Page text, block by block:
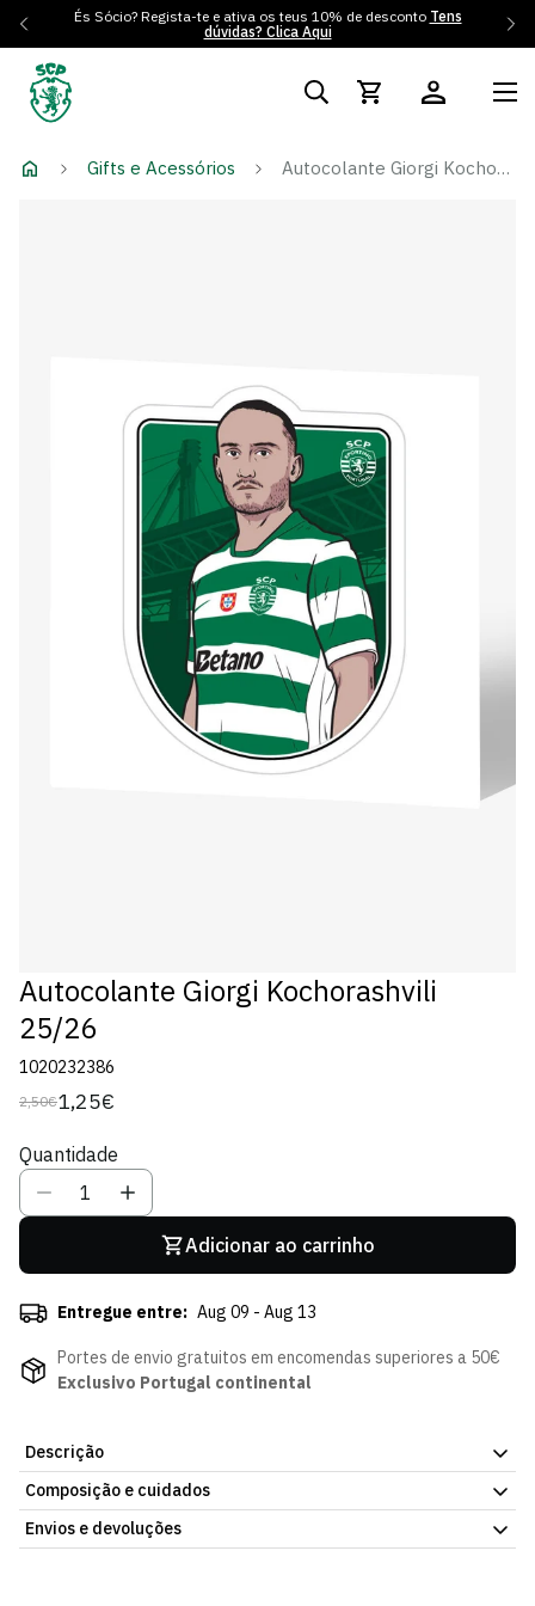
És Sócio? Regista-te e ativa os teus 10% de desconto Tens
dúvidas? Clica Aqui
Gifts e Acessórios Autocolante Giorgi Kochorashvili 25/26
Autocolante Giorgi Kochorashvili
25/26
1020232386
Preço
2,50€
Preço
venda
1,25€
Quantidade
Adicionar ao carrinho
Entregue entre: Aug 09 - Aug 13
Portes de envio gratuitos em encomendas superiores a 50€
Exclusivo Portugal continental
Descrição
Autocolante Giorgi Kochorashvili 25/26, artigo de coleção da
Loja Verde Online. Faz parte da coleção oficial de plantel da Loja
Verde Online. Consulta a ficha do artigo para mais detalhes.
Composição e cuidados
Envios e devoluções